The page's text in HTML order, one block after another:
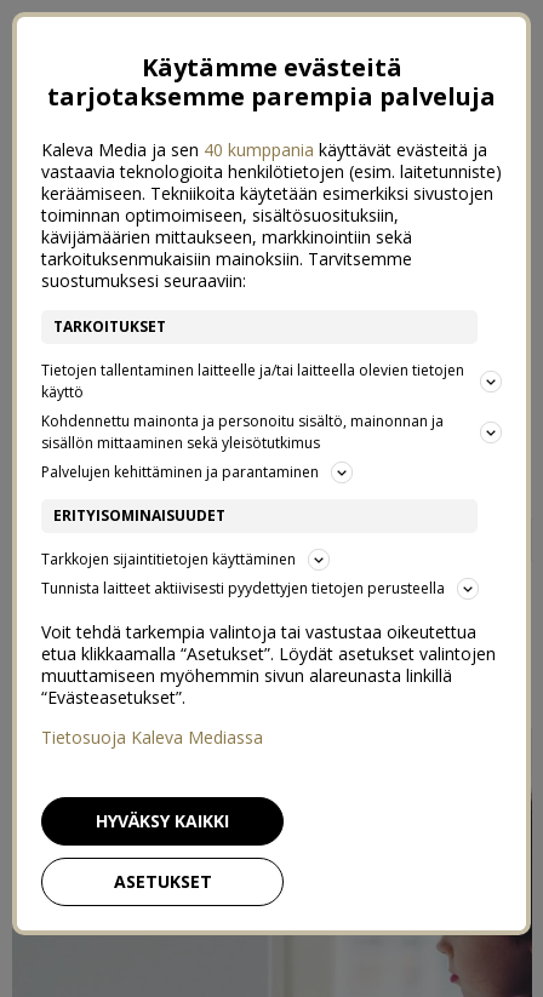
MARRASKUUSSA
TEHOKKAAMPAA
RUOANLAITTOA
Postaus on toteutettu kaupallisessa yhteistyössä
KitchenAidin
Käytämme evästeitä
tarjotaksemme parempia palveluja
Kaleva Media ja sen 40 kumppania käyttävät evästeitä ja
vastaavia teknologioita henkilötietojen (esim. laitetunniste)
keräämiseen. Tekniikoita käytetään esimerkiksi sivustojen
toiminnan optimoimiseen, sisältösuosituksiin,
kävijämäärien mittaukseen, markkinointiin sekä
tarkoituksenmukaisiin mainoksiin. Tarvitsemme
suostumuksesi seuraaviin:
TARKOITUKSET
Tietojen tallentaminen laitteelle ja/tai laitteella olevien tietojen
käyttö
Kohdennettu mainonta ja personoitu sisältö, mainonnan ja
sisällön mittaaminen sekä yleisötutkimus
Palvelujen kehittäminen ja parantaminen
ERITYISOMINAISUUDET
Tarkkojen sijaintitietojen käyttäminen
Tunnista laitteet aktiivisesti pyydettyjen tietojen perusteella
Voit tehdä tarkempia valintoja tai vastustaa oikeutettua
etua klikkaamalla “Asetukset”. Löydät asetukset valintojen
muuttamiseen myöhemmin sivun alareunasta linkillä
“Evästeasetukset”.
Tietosuoja Kaleva Mediassa
ASETUKSET
HYVÄKSY KAIKKI